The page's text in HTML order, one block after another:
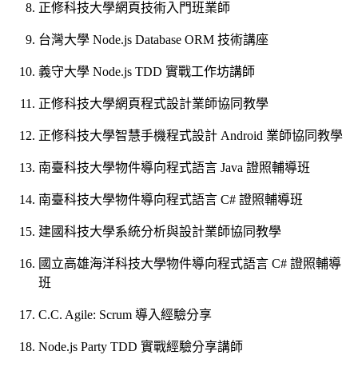
正修科技大學網頁技術入門班業師
台灣大學 Node.js Database ORM 技術講座
義守大學 Node.js TDD 實戰工作坊講師
正修科技大學網頁程式設計業師協同教學
正修科技大學智慧手機程式設計 Android 業師協同教學
南臺科技大學物件導向程式語言 Java 證照輔導班
南臺科技大學物件導向程式語言 C# 證照輔導班
建國科技大學系統分析與設計業師協同教學
國立高雄海洋科技大學物件導向程式語言 C# 證照輔導
班
C.C. Agile: Scrum 導入經驗分享
Node.js Party TDD 實戰經驗分享講師